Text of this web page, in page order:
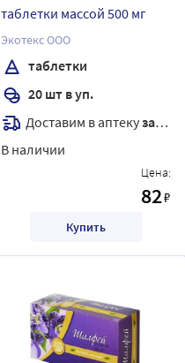
таблетки массой 500 мг
Экотекс ООО
таблетки
20 шт в уп.
Доставим в аптекузавтра
В наличии
Цена:
82₽
Купить